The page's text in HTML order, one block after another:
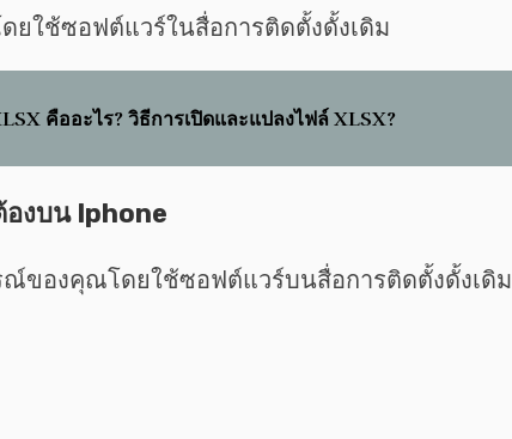
ใช้ซอฟต์แวร์ในสื่อการติดตั้งดั้งเดิม
คืออะไร? วิธีการเปิดและแปลงไฟล์ XLSX?
องบน Iphone
ณ์ของคุณโดยใช้ซอฟต์แวร์บนสื่อการติดตั้งดั้งเดิม